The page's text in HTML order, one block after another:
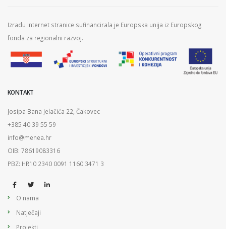
Izradu Internet stranice sufinancirala je Europska unija iz Europskog
fonda za regionalni razvoj.
KONTAKT
Josipa Bana Jelačića 22, Čakovec
+385 40 39 55 59
info@menea.hr
OIB: 78619083316
PBZ: HR10 2340 0091 1160 3471 3
O nama
Natječaji
Projekti